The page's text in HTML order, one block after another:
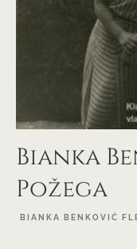
Bianka
Požega
BIANKA BENKOVIĆ